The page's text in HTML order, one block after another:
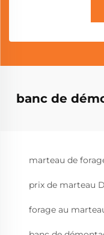
banc de
marteau de
prix de marteau
forage au